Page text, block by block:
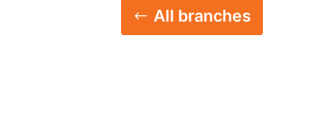
All branches